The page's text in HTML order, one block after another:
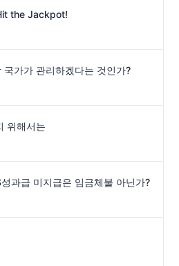
the Jackpot!
가가 관리하겠다는 것인가?
위해서는
과급 미지급은 임금체불 아닌가?